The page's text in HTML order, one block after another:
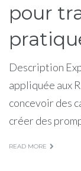
pour
Description
appliquée aux
concevoir des
créer des
READ MORE